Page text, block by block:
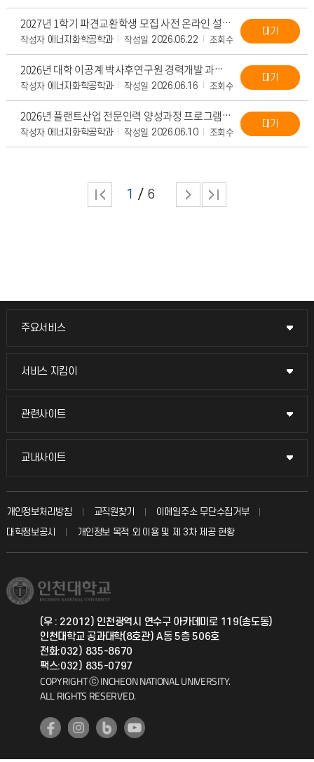
2027년 1학기 파견교환학생 모집 사전 온라인 설명회 개최 안내 (7/3 (금))
작성자 에너지화학공학과 작성일 2026.06.22 조회수 622 첨부파일
대기
2026년 대학 이공계 박사후연구원 경력개발 과정 교육생 모집 안내
작성자 에너지화학공학과 작성일 2026.06.16 조회수 800 첨부파일
대기
2026년 플랜트산업 전문인력 양성과정 프로그램 안내 (건설산업교육원)
작성자 에너지화학공학과 작성일 2026.06.10 조회수 895 첨부파일
대기
1 6
주요서비스
주요서비스
교무회의방송
입학안내
취업정보(학생)
서비스 지킴이
서비스 지킴이
묻고 답하기
칭찬마당
학생서비스 지킴이
관련사이트
관련사이트
국방헬프콜
총동문회
교내사이트
교내사이트
교수회
교육혁신본부
국제지원과
공자아카데미
기초교육원
개인정보처리방침 교직원찾기
이메일주소 무단수집거부
대학정보공시
개인정보 목적 외 이용 및 제 3차 제공 현황
(우 : 22012) 인천광역시 연수구 아카데미로 119(송도동)
인천대학교 공과대학(8호관) A동 5층 506호
전화:032) 835-8670
팩스:032) 835-0797
COPYRIGHT ⓒ INCHEON NATIONAL UNIVERSITY.
ALL RIGHTS RESERVED.